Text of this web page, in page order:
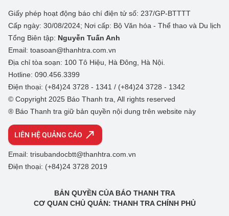
Giấy phép hoạt động báo chí điện tử số: 237/GP-BTTTT
Cấp ngày: 30/08/2024; Nơi cấp: Bộ Văn hóa - Thể thao và Du lịch
Tổng Biên tập: Nguyễn Tuấn Anh
Email: toasoan@thanhtra.com.vn
Địa chỉ tòa soạn: 100 Tô Hiệu, Hà Đông, Hà Nội.
Hotline: 090.456.3399
Điện thoại: (+84)24 3728 - 1341 / (+84)24 3728 - 1342
© Copyright 2025 Báo Thanh tra, All rights reserved
® Báo Thanh tra giữ bản quyền nội dung trên website này
LIÊN HỆ QUẢNG CÁO
Email: trisubandocbtt@thanhtra.com.vn
Điện thoại: (+84)24 3728 2019
BẢN QUYỀN CỦA BÁO THANH TRA
CƠ QUAN CHỦ QUẢN: THANH TRA CHÍNH PHỦ